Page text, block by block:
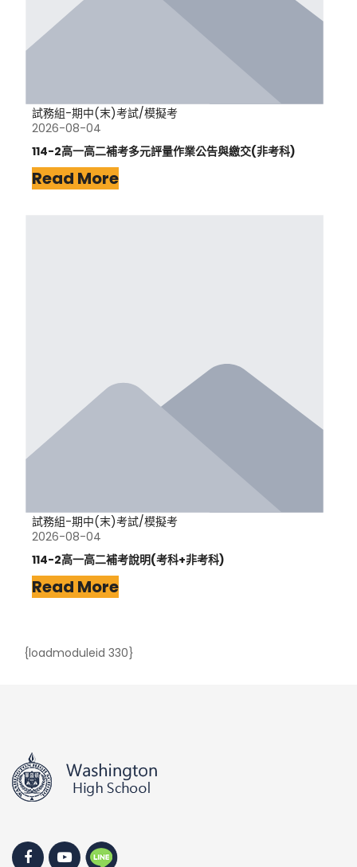
試務組-期中(末)考試/模擬考
2026-08-04
114-2高一高二補考多元評量作業公告與繳交(非考科)
Read More
試務組-期中(末)考試/模擬考
2026-08-04
114-2高一高二補考說明(考科+非考科)
Read More
{loadmoduleid 330}